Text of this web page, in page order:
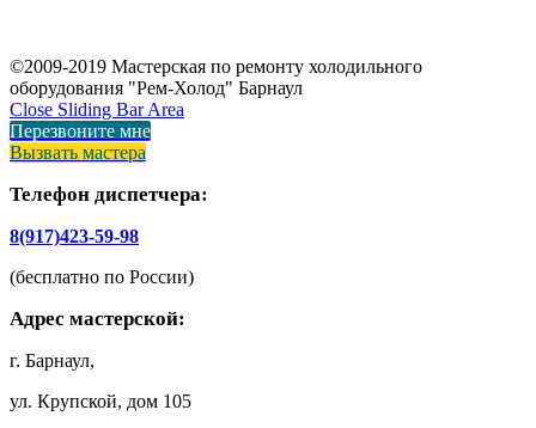
©2009-2019 Мастерская по ремонту холодильного
оборудования "Рем-Холод" Барнаул
Close Sliding Bar Area
Перезвоните мне
Вызвать мастера
Телефон диспетчера:
8(917)423-59-98
(бесплатно по России)
Адрес мастерской:
г. Барнаул,
ул. Крупской, дом 105